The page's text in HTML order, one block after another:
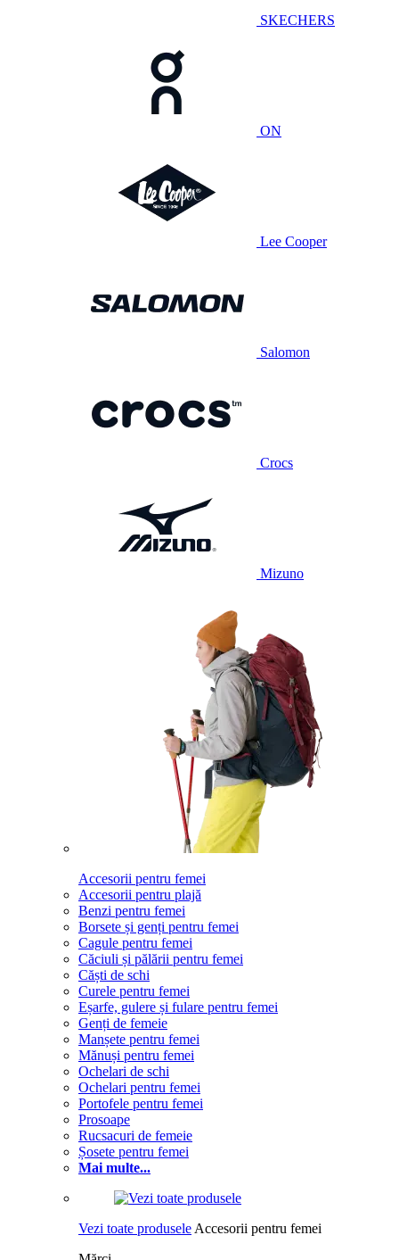
SKECHERS
ON
Lee Cooper
Salomon
Crocs
Mizuno
Accesorii pentru femei
Accesorii pentru plajă
Benzi pentru femei
Borsete și genți pentru femei
Cagule pentru femei
Căciuli și pălării pentru femei
Căști de schi
Curele pentru femei
Eșarfe, gulere și fulare pentru femei
Genți de femeie
Manșete pentru femei
Mănuși pentru femei
Ochelari de schi
Ochelari pentru femei
Portofele pentru femei
Prosoape
Rucsacuri de femeie
Șosete pentru femei
Mai multe...
Vezi toate produsele Accesorii pentru femei